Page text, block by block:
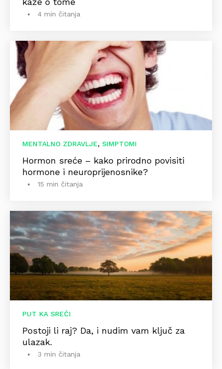
4 min čitanja
MENTALNO ZDRAVLJE, SIMPTOMI
Hormon sreće – kako prirodno povisiti
hormone i neuroprijenosnike?
15 min čitanja
PUT KA SREĆI
Postoji li raj? Da, i nudim vam ključ za
ulazak.
3 min čitanja